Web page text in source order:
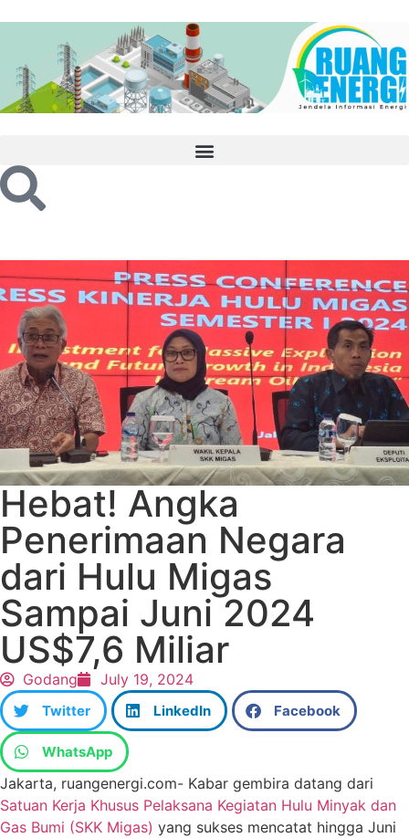
Hebat! Angka
Penerimaan Negara
dari Hulu Migas
Sampai Juni 2024
US$7,6 Miliar
Godang July 19, 2024
Twitter LinkedIn Facebook
WhatsApp
Jakarta, ruangenergi.com- Kabar gembira datang dari
Satuan Kerja Khusus Pelaksana Kegiatan Hulu Minyak dan
Gas Bumi (SKK Migas) yang sukses mencatat hingga Juni